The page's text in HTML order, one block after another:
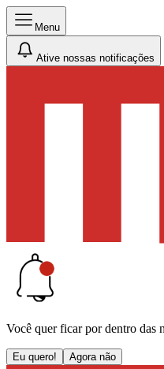
Menu
Ative nossas notificações
Você quer ficar por dentro das
Eu quero! Agora não